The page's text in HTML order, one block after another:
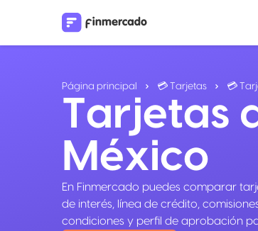
Página principal 💳 Tarjetas 💳
Tarjetas
México
En Finmercado puedes comparar
de interés, línea de crédito,
condiciones y perfil de aprobación